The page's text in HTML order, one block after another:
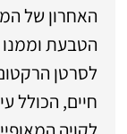
האחרון של
הטבעת וממנו
לסרטן
חיים, הכולל